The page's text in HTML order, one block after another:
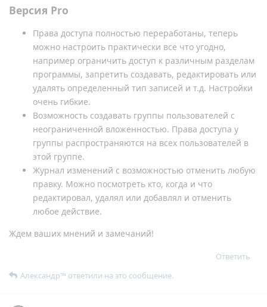
Версия Pro
Права доступа полностью переработаны, теперь
можно настроить практически все что угодно,
например ограничить доступ к различным разделам
программы, запретить создавать, редактировать или
удалять определенный тип записей и т.д. Настройки
очень гибкие.
Возможность создавать группы пользователей с
неограниченной вложенностью. Права доступа у
группы распространяются на всех пользователей в
этой группе.
Журнал изменений с возможностью отменить любую
правку. Можно посмотреть кто, когда и что
редактировал, удалял или добавлял и отменить
любое действие.
Ждем ваших мнений и замечаний!
Ответить
Александр™ ответили на это сообщение.